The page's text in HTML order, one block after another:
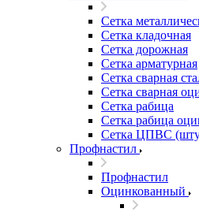
Сетка
Сетка кладочная
Сетка дорожная
Сетка арматурная
Сетка сварная
Сетка сварная
Сетка рабица
Сетка рабица
Сетка ЦПВС
Профнастил
Профнастил
Оцинкованный